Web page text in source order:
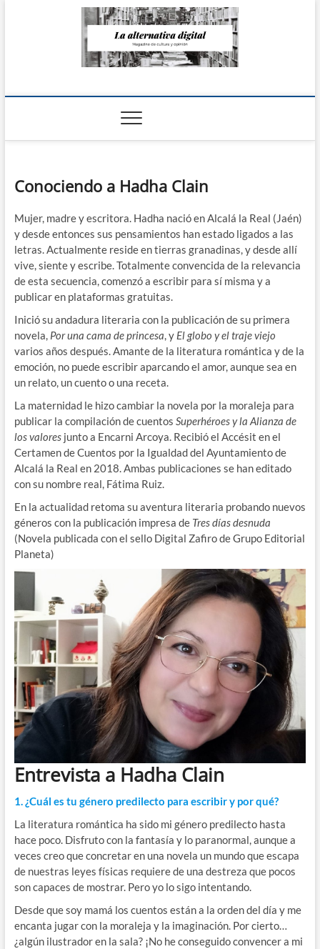
La Alternativa
Conociendo a Hadha Clain
Mujer, madre y escritora. Hadha nació en Alcalá la Real (Jaén)
y desde entonces sus pensamientos han estado ligados a las
letras. Actualmente reside en tierras granadinas, y desde allí
vive, siente y escribe. Totalmente convencida de la relevancia
de esta secuencia, comenzó a escribir para sí misma y a
publicar en plataformas gratuitas.
Inició su andadura literaria con la publicación de su primera
novela, Por una cama de princesa, yEl globo y el traje viejo
varios años después. Amante de la literatura romántica y de la
emoción, no puede escribir aparcando el amor, aunque sea en
un relato, un cuento o una receta.
La maternidad le hizo cambiar la novela por la moraleja para
publicar la compilación de cuentos Superhéroes y la Alianza de
los valoresjunto a Encarni Arcoya. Recibió el Accésit en el
Certamen de Cuentos por la Igualdad del Ayuntamiento de
Alcalá la Real en 2018. Ambas publicaciones se han editado
con su nombre real, Fátima Ruiz.
En la actualidad retoma su aventura literaria probando nuevos
géneros con la publicación impresa de Tres días desnuda
(Novela publicada con el sello Digital Zafiro de Grupo Editorial
Planeta)
Entrevista a Hadha Clain
1. ¿Cuál es tu género predilecto para escribir y por qué?
La literatura romántica ha sido mi género predilecto hasta
hace poco. Disfruto con la fantasía y lo paranormal, aunque a
veces creo que concretar en una novela un mundo que escapa
de nuestras leyes físicas requiere de una destreza que pocos
son capaces de mostrar. Pero yo lo sigo intentando.
Desde que soy mamá los cuentos están a la orden del día y me
encanta jugar con la moraleja y la imaginación. Por cierto…
¿algún ilustrador en la sala? ¡No he conseguido convencer a mi